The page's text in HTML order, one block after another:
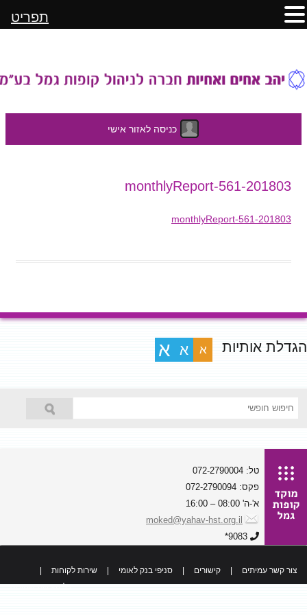
כניסה לאזור אישי
לתוכן
201803-monthlyReport-561
201803-monthlyReport-561
הגדלת אותיות א א א
טל: 072-2790004
פקס: 072-2790094
א'-ה' 08:00 – 16:00
moked@yahav-hst.org.il
9083*
צור קשר עמיתים קישורים סניפי בנק לאומי שירות לקוחות
כל הזכויות שמורות
תפריט